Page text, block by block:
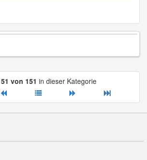
51 von 151 in dieser Kategorie